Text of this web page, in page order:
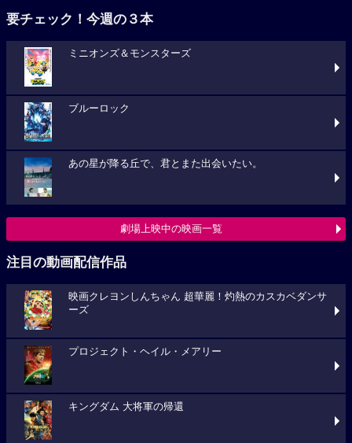
要チェック！今週の３本
ミニオンズ＆モンスターズ
ブルーロック
あの星が降る丘で、君とまた出会いたい。
劇場上映中の映画一覧
注目の動画配信作品
映画クレヨンしんちゃん 超華麗！灼熱のカスカベダンサ
ーズ
プロジェクト・ヘイル・メアリー
キングダム 大将軍の帰還